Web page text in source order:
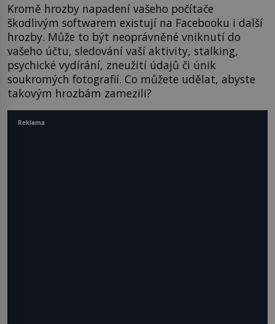
Kromě hrozby napadení vašeho počítače
škodlivým softwarem existují na Facebooku i další
hrozby. Může to být neoprávněné vniknutí do
vašeho účtu, sledování vaší aktivity, stalking,
psychické vydírání, zneužití údajů či únik
soukromých fotografií. Co můžete udělat, abyste
takovým hrozbám zamezili?
Reklama